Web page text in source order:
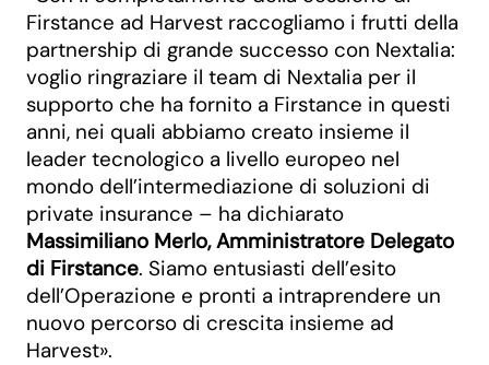
Firstance ad Harvest raccogliamo i frutti della
partnership di grande successo con Nextalia:
voglio ringraziare il team di Nextalia per il
supporto che ha fornito a Firstance in questi
anni, nei quali abbiamo creato insieme il
leader tecnologico a livello europeo nel
mondo dell’intermediazione di soluzioni di
private insurance – ha dichiarato
Massimiliano Merlo, Amministratore Delegato
di Firstance. Siamo entusiasti dell’esito
dell’Operazione e pronti a intraprendere un
nuovo percorso di crescita insieme ad
Harvest».